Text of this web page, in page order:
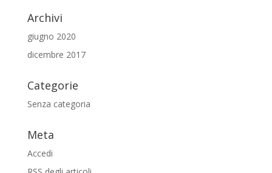
Archivi
giugno 2020
dicembre 2017
Categorie
Senza categoria
Meta
Accedi